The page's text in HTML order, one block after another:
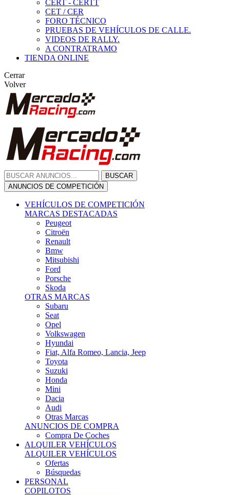
CERT - CERTT
CET / CER
FORO TÉCNICO
PRUEBAS DE VEHÍCULOS DE CALLE.
VIDEOS DE RALLY.
A CONTRATRAMO
TIENDA ONLINE
Cerrar
Volver
BUSCAR
ANUNCIOS DE COMPETICIÓN
VEHÍCULOS DE COMPETICIÓN
MARCAS DESTACADAS
Peugeot
Citroën
Renault
Bmw
Mitsubishi
Ford
Porsche
Skoda
OTRAS MARCAS
Subaru
Seat
Opel
Volkswagen
Hyundai
Fiat, Alfa Romeo, Lancia, Jeep
Toyota
Suzuki
Honda
Mini
Dacia
Audi
Otras Marcas
ANUNCIOS DE COMPRA
Compra De Coches
ALQUILER VEHÍCULOS
ALQUILER VEHÍCULOS
Ofertas
Búsquedas
PERSONAL
COPILOTOS